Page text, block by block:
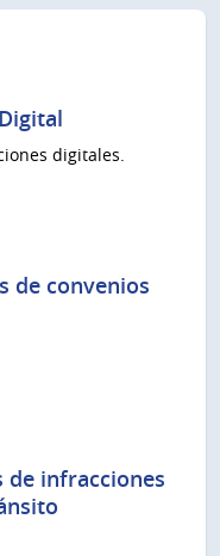
digitales.
de convenios
de infracciones